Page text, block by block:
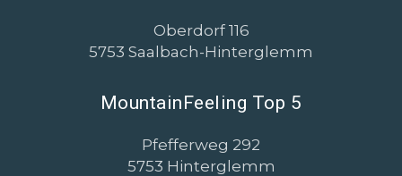
Oberdorf 116
5753 Saalbach-Hinterglemm
MountainFeeling Top 5
Pfefferweg 292
5753 Hinterglemm